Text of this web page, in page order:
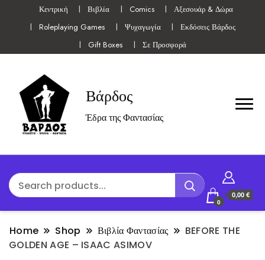
Κεντρική Βιβλία Comics
Αξεσουάρ & Δώρα
Roleplaying Games
Ψυχαγωγία
Εκδόσεις Βάρδος
Gift Boxes
Σε Προσφορά
Βάρδος
Έδρα της Φαντασίας
0
0,00 €
Home Shop Βιβλία Φαντασίας
BEFORE THE
GOLDEN AGE – ISAAC ASIMOV